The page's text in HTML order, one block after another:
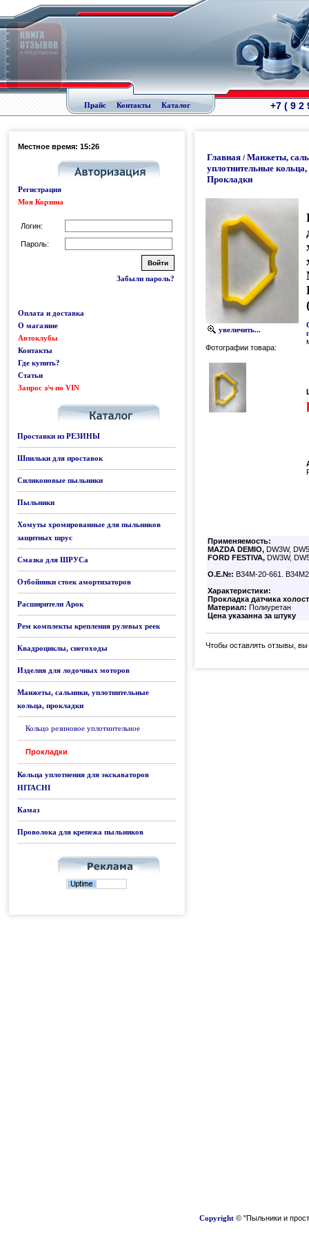
Прайс Контакты Каталог +7 ( 9 2
Местное время: 15:26
Регистрация
Моя Корзина
Логин:
Пароль:
Забыли пароль?
Оплата и доставка
О магазине
Автоклубы
Контакты
Где купить?
Статьи
Запрос з/ч по VIN
Проставки из РЕЗИНЫ
Шпильки для проставок
Силиконовые пыльники
Пыльники
Хомуты хромированные для пыльников
защитных шрус
Смазка для ШРУСа
Отбойники стоек амортизаторов
Расширители Арок
Рем комплекты крепления рулевых реек
Квадроциклы, снегоходы
Изделия для лодочных моторов
Манжеты, сальники, уплотнительные
кольца, прокладки
Кольцо резиновое уплотнительное
Прокладки
Кольца уплотнения для экскаваторов
HITACHI
Камаз
Проволока для крепежа пыльников
Главная / Манжеты,
уплотнительные
Прокладки
увеличить...
Фотографии товара:
Применяемость:
MAZDA DEMIO, DW3W,
FORD FESTIVA, DW3W,
О.Е.№: B34M-20-661.
Характеристики:
Прокладка датчика
Материал: Полиуретан
Цена указанна за штуку
Чтобы оставлять отзывы,
Copyright © "Пыльники и